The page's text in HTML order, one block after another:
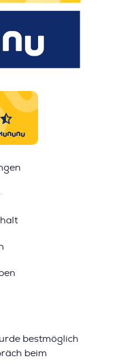
bestmöglich
beim